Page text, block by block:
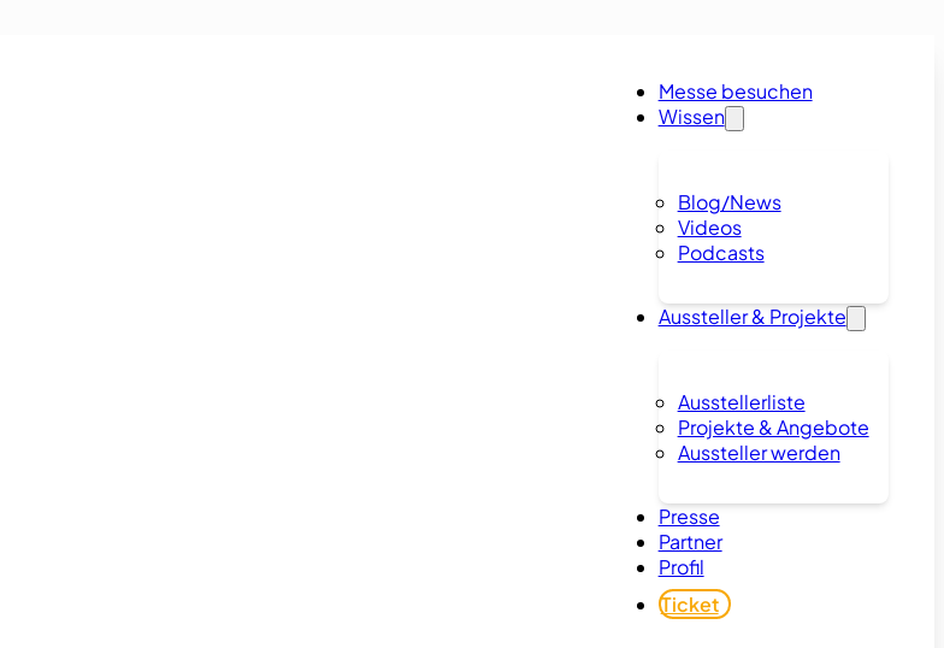
Messe besuchen
Wissen
Blog/News
Videos
Podcasts
Aussteller & Projekte
Ausstellerliste
Projekte & Angebote
Aussteller werden
Presse
Partner
Profil
Ticket